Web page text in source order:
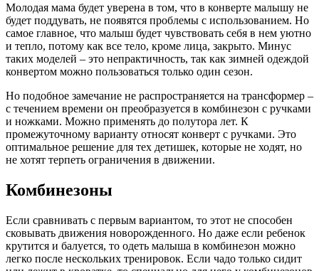
Молодая мама будет уверена в том, что в конверте малышу не
будет поддувать, не появятся проблемы с использованием. Но
самое главное, что малыш будет чувствовать себя в нем уютно
и тепло, потому как все тело, кроме лица, закрыто. Минус
таких моделей – это непрактичность, так как зимней одеждой
конвертом можно пользоваться только один сезон.
Но подобное замечание не распространяется на трансформер –
с течением времени он преобразуется в комбинезон с ручками
и ножками. Можно применять до полутора лет. К
промежуточному варианту относят конверт с ручками. Это
оптимальное решение для тех детишек, которые не ходят, но
не хотят терпеть ограничения в движении.
Комбинезоны
Если сравнивать с первым вариантом, то этот не способен
сковывать движения новорожденного. Но даже если ребенок
крутится и балуется, то одеть малыша в комбинезон можно
легко после нескольких тренировок. Если чадо только сидит